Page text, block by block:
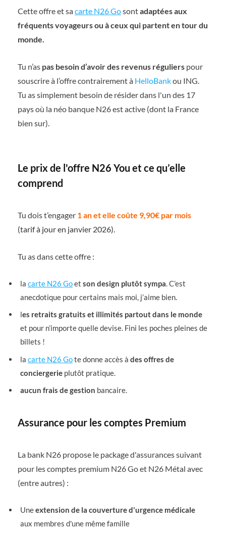
Cette offre et sacarte N26 Gosontadaptées aux
fréquents voyageurs ou à ceux qui partent en tour du
monde.
Tu n’as pas besoin d’avoir des revenus réguliers pour
souscrire à l’offre contrairement à HelloBankou ING.
Tu as simplement besoin de résider dans l'un des 17
pays où la néo banque N26 est active (dont la France
bien sur).
Le prix de l'offre N26 You et ce qu’elle
comprend
Tu dois t’engager 1 an et elle coûte 9,90€ par mois
(tarif à jour en janvier 2026).
Tu as dans cette offre :
la carte N26 Goet son design plutôt sympa. C’est
anecdotique pour certains mais moi, j’aime bien.
les retraits gratuits et illimités partout dans le monde
et pour n’importe quelle devise. Fini les poches pleines de
billets !
la carte N26 Gote donne accès à des offres de
conciergerie plutôt pratique.
aucun frais de gestion bancaire.
Assurance pour les comptes Premium
La bank N26 propose le package d'assurances suivant
pour les comptes premium N26 Go et N26 Métal avec
(entre autres) :
Uneextension de la couverture d'urgence médicale
aux membres d'une même famille